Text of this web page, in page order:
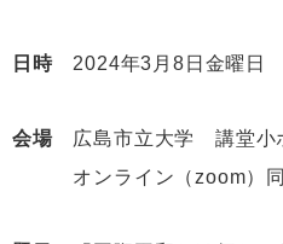
日時2024年3月8日金曜日
会場広島市立大学 講堂小
オンライン（zoom）同